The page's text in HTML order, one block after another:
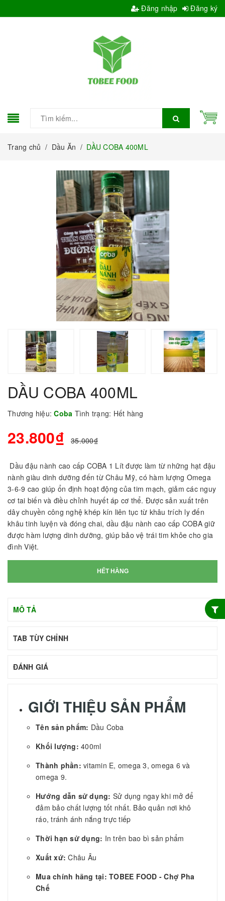
Đăng nhập Đăng ký
Trang chủ / Dầu Ăn / DẦU COBA 400ML
DẦU COBA 400ML
Thương hiệu: Coba Tình trạng: Hết hàng
23.800₫ 35.000₫
Dầu đậu nành cao cấp COBA 1 Lít được làm từ những hạt đậu
nành giàu dinh dưỡng đến từ Châu Mỹ, có hàm lượng Omega
3-6-9 cao giúp ổn định hoạt động của tim mạch, giảm các nguy
cơ tai biến và điều chỉnh huyết áp cơ thể. Được sản xuất trên
dây chuyền công nghệ khép kín liên tục từ khâu trích ly đến
khâu tinh luyện và đóng chai, dầu đậu nành cao cấp COBA giữ
được hàm lượng dinh dưỡng, giúp bảo vệ trái tim khỏe cho gia
đình Việt.
HẾT HÀNG
MÔ TẢ
TAB TÙY CHỈNH
ĐÁNH GIÁ
GIỚI THIỆU SẢN PHẨM
Tên sản phẩm: Dầu Coba
Khối lượng: 400ml
Thành phần: vitamin E, omega 3, omega 6 và
omega 9.
Hướng dẫn sử dụng: Sử dụng ngay khi mở để
đảm bảo chất lượng tốt nhất. Bảo quản nơi khô
ráo, tránh ánh nắng trực tiếp
Thời hạn sử dụng: In trên bao bì sản phẩm
Xuất xứ:Châu Âu
Mua chính hãng tại: TOBEE FOOD - Chợ Pha
Chế